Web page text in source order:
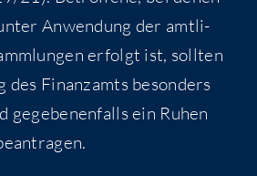
Anwen­dung der amt­li­
erfolgt ist, soll­ten
des Finanz­amts beson­ders
gege­be­nen­falls ein Ruhen